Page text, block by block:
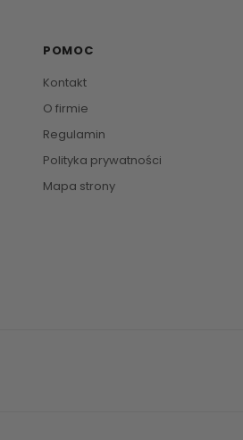
POMOC
Kontakt
O firmie
Regulamin
Polityka prywatności
Mapa strony